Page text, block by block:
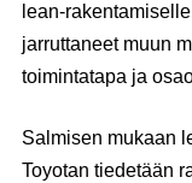
lean-
jarruttaneet muun
toimintatapa ja
Salmisen mukaan
Toyotan tiedetään